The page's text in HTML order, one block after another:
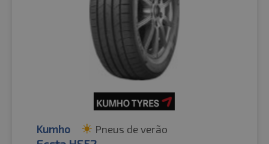
Kumho Pneus de verão